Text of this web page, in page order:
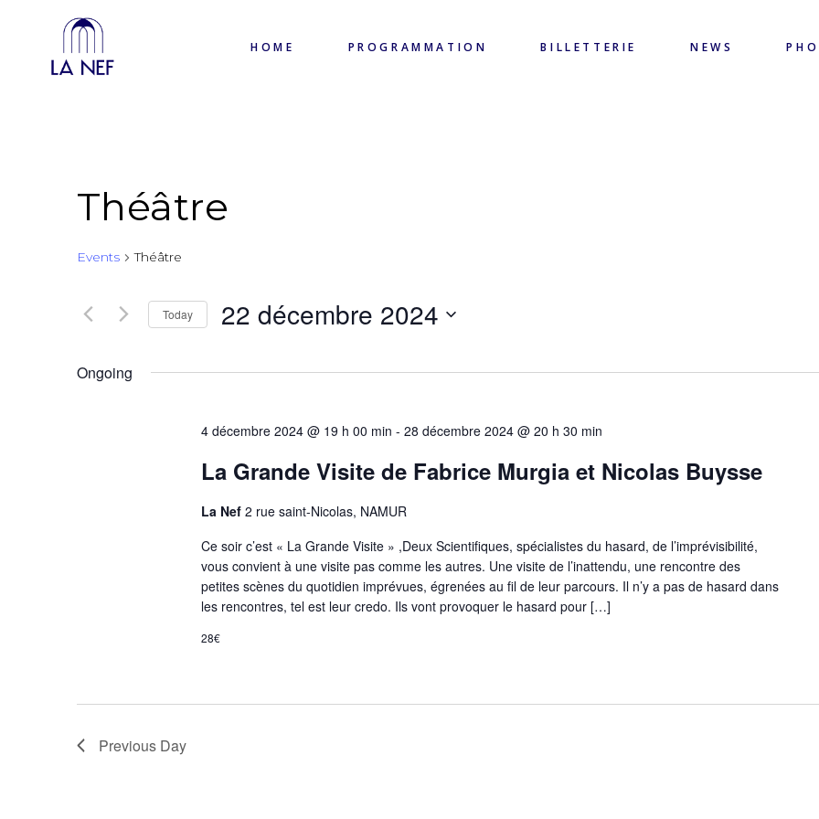
HOME PROGRAMMATION BILLETTERIE NEWS
Théâtre
Events Théâtre
Today 22 décembre 2024
Ongoing
4 décembre 2024 @ 19 h 00 min - 28 décembre 2024 @ 20 h 30 min
La Grande Visite de Fabrice Murgia et Nicolas Buysse
La Nef 2 rue saint-Nicolas, NAMUR
Ce soir c’est « La Grande Visite » ,Deux Scientifiques, spécialistes du hasard, de l’imprévisibilité,
vous convient à une visite pas comme les autres. Une visite de l’inattendu, une rencontre des
petites scènes du quotidien imprévues, égrenées au fil de leur parcours. Il n’y a pas de hasard dans
les rencontres, tel est leur credo. Ils vont provoquer le hasard pour […]
28€
Previous Day